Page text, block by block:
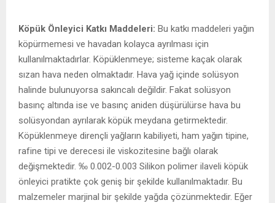
Köpük Önleyici Katkı Maddeleri: Bu katkı maddeleri yağın
köpürmemesi ve havadan kolayca ayrılması için
kullanılmaktadırlar. Köpüklenmeye; sisteme kaçak olarak
sızan hava neden olmaktadır. Hava yağ içinde solüsyon
halinde bulunuyorsa sakıncalı değildir. Fakat solüsyon
basınç altında ise ve basınç aniden düşürülürse hava bu
solüsyondan ayrılarak köpük meydana getirmektedir.
Köpüklenmeye dirençli yağların kabiliyeti, ham yağın tipine,
rafine tipi ve derecesi ile viskozitesine bağlı olarak
değişmektedir. ‰ 0.002-0.003 Silikon polimer ilaveli köpük
önleyici pratikte çok geniş bir şekilde kullanılmaktadır. Bu
malzemeler marjinal bir şekilde yağda çözünmektedir. Eğer